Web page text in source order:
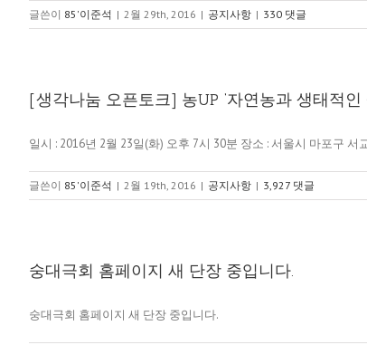
글쓴이 85'이준석 | 2월 29th, 2016 | 공지사항 | 330 댓글
[생각나눔 오픈토크] 농UP ‘자연농과 생태적인
일시 : 2016년 2월 23일(화) 오후 7시 30분 장소 : 서울시 마포구
글쓴이 85'이준석 | 2월 19th, 2016 | 공지사항 | 3,927 댓글
숭대극회 홈페이지 새 단장 중입니다.
숭대극회 홈페이지 새 단장 중입니다.